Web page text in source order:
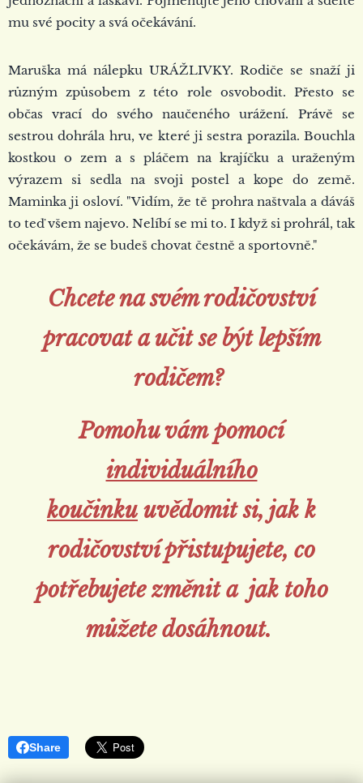
mu své pocity a svá očekávání.
Maruška má nálepku URÁŽLIVKY. Rodiče se snaží ji
různým způsobem z této role osvobodit. Přesto se
občas vrací do svého naučeného urážení. Právě se
sestrou dohrála hru, ve které ji sestra porazila. Bouchla
kostkou o zem a s pláčem na krajíčku a uraženým
výrazem si sedla na svoji postel a kope do země.
Maminka ji osloví. "Vidím, že tě prohra naštvala a dáváš
to teď všem najevo. Nelíbí se mi to. I když si prohrál, tak
očekávám, že se budeš chovat čestně a sportovně."
Chcete na svém rodičovství
pracovat a učit se být lepším
rodičem?
Pomohu vámpomocí
individuálního
koučinku uvědomit si, jak k
rodičovství přistupujete, co
potřebujete změnit a jak toho
můžete dosáhnout.
Share